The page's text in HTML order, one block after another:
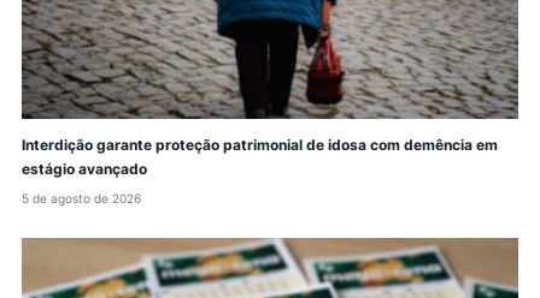
Interdição garante proteção patrimonial de idosa com demência em
estágio avançado
5 de agosto de 2026